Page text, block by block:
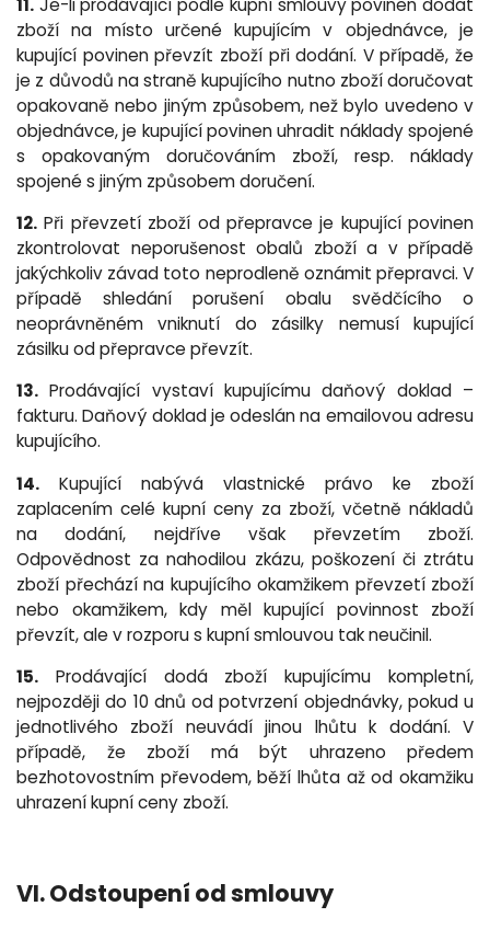
zboží na místo určené kupujícím v objednávce, je
kupující povinen převzít zboží při dodání. V případě, že
je z důvodů na straně kupujícího nutno zboží doručovat
opakovaně nebo jiným způsobem, než bylo uvedeno v
objednávce, je kupující povinen uhradit náklady spojené
s opakovaným doručováním zboží, resp. náklady
spojené s jiným způsobem doručení.
12. Při převzetí zboží od přepravce je kupující povinen
zkontrolovat neporušenost obalů zboží a v případě
jakýchkoliv závad toto neprodleně oznámit přepravci. V
případě shledání porušení obalu svědčícího o
neoprávněném vniknutí do zásilky nemusí kupující
zásilku od přepravce převzít.
13. Prodávající vystaví kupujícímu daňový doklad –
fakturu. Daňový doklad je odeslán na emailovou adresu
kupujícího.
14. Kupující nabývá vlastnické právo ke zboží
zaplacením celé kupní ceny za zboží, včetně nákladů
na dodání, nejdříve však převzetím zboží.
Odpovědnost za nahodilou zkázu, poškození či ztrátu
zboží přechází na kupujícího okamžikem převzetí zboží
nebo okamžikem, kdy měl kupující povinnost zboží
převzít, ale v rozporu s kupní smlouvou tak neučinil.
15. Prodávající dodá zboží kupujícímu kompletní,
nejpozději do 10 dnů od potvrzení objednávky, pokud u
jednotlivého zboží neuvádí jinou lhůtu k dodání. V
případě, že zboží má být uhrazeno předem
bezhotovostním převodem, běží lhůta až od okamžiku
uhrazení kupní ceny zboží.
VI. Odstoupení od smlouvy